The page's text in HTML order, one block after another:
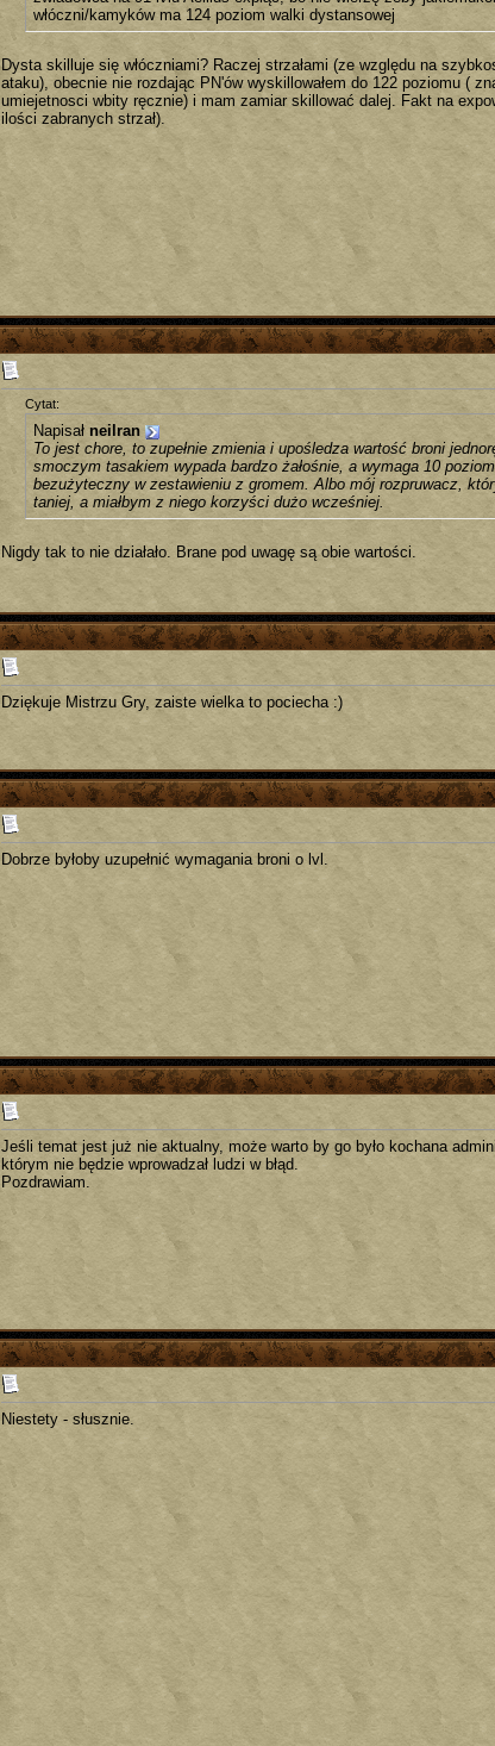
włóczni/kamyków ma 124 poziom walki dystansowej
Dysta skilluje się włóczniami? Raczej strzałami (ze względu na
ataku), obecnie nie rozdając PN'ów wyskillowałem do 122 poziomu (
umiejetnosci wbity ręcznie) i mam zamiar skillować dalej. Fakt na
ilości zabranych strzał).
Cytat:
Napisał neilran
To jest chore, to zupełnie zmienia i upośledza wartość broni
smoczym tasakiem wypada bardzo żałośnie, a wymaga 10
bezużyteczny w zestawieniu z gromem. Albo mój rozpruwacz,
taniej, a miałbym z niego korzyści dużo wcześniej.
Nigdy tak to nie działało. Brane pod uwagę są obie wartości.
Dziękuje Mistrzu Gry, zaiste wielka to pociecha :)
Dobrze byłoby uzupełnić wymagania broni o lvl.
Jeśli temat jest już nie aktualny, może warto by go było kochana
którym nie będzie wprowadzał ludzi w błąd.
Pozdrawiam.
Niestety - słusznie.